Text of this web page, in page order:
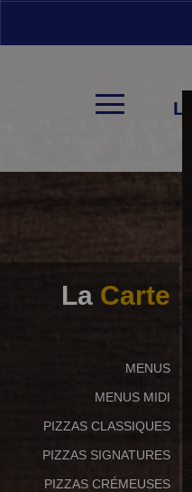
La Carte
MENUS
MENUS MIDI
PIZZAS CLASSIQUES
PIZZAS SIGNATURES
PIZZAS CRÉMEUSES